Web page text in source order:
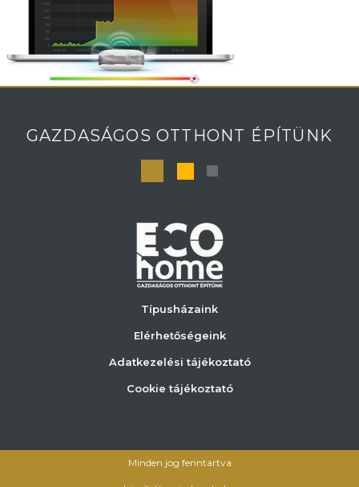
GAZDASÁGOS OTTHONT ÉPÍTÜNK
Típusházaink
Elérhetőségeink
Adatkezelési tájékoztató
Cookie tájékoztató
Minden jog fenntartva